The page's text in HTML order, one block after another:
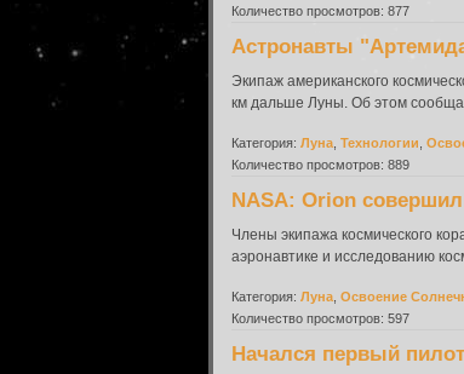
Количество просмотров: 877
Астронавты
Экипаж американского
км дальше Луны. Об этом
Категория: Луна Технологии
Количество просмотров: 889
NASA: Orion
Члены экипажа космического
аэронавтике и исследованию
Категория: Луна Освоение
Количество просмотров: 597
Начался первый